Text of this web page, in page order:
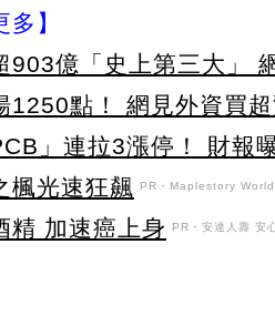
多】
903億「史上第三大」
1250點！ 網見外資買
」連拉3漲停！ 財報
楓光速狂飆
PR・Maplestory World
精 加速癌上身 PR・安達人壽 安